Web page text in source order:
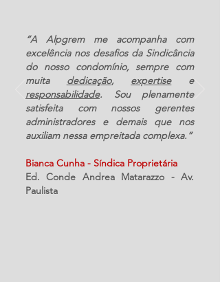
“A Alpgrem me acompanha com
excelência nos desafios da Sindicância
do nosso condomínio, sempre com
muita dedicação, expertisee
responsabilidade. Sou plenamente
satisfeita com nossos gerentes
administradores e demais que nos
auxiliam nessa empreitada complexa.”
Bianca Cunha - Síndica Proprietária
Ed. Conde Andrea Matarazzo - Av.
Paulista